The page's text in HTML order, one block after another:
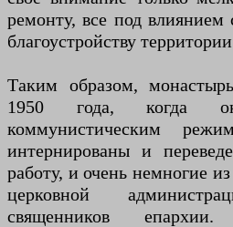
ремонту, все под
благоустройству
Таким образом,
1950 года, когда
коммунистическим
интернированы и
работу, и очень немногие
церковной
священников